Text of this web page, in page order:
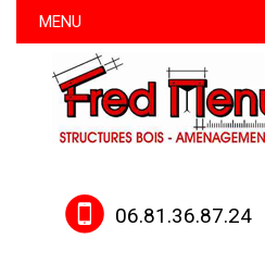
MENU
06.81.36.87.24